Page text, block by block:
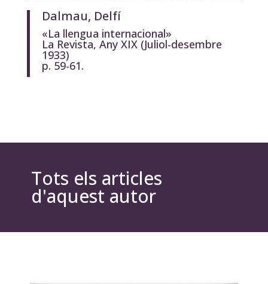
Dalmau, Delfí
«La llengua internacional»
La Revista, Any XIX (Juliol-desembre
1933)
p. 59-61.
Tots els articles
d'aquest autor